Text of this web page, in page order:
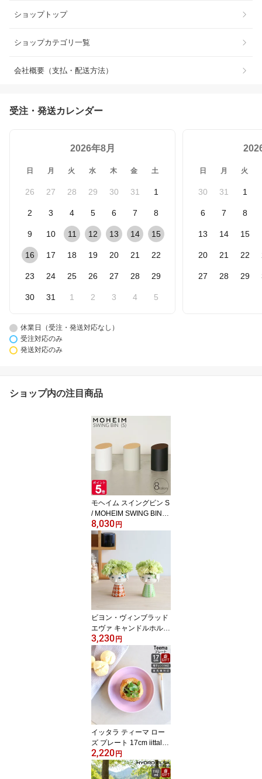
ショップトップ
ショップカテゴリ一覧
会社概要（支払・配送方法）
受注・発送カレンダー
2026年8月
日 月 火 水 木 金 土
26 27 28 29 30 31 1
2 3 4 5 6 7 8
9 10 11 12 13 14 15
16 17 18 19 20 21 22
23 24 25 26 27 28 29
30 31 1 2 3 4 5
日 月 火
30 31 1
6 7 8
13 14 15
20 21 22
27 28 29
休業日（受注・発送対応なし）
受注対応のみ
発送対応のみ
ショップ内の注目商品
モヘイム スイングビン S
/ MOHEIM SWING BIN
【ゴミ箱 ダストボックス
スイング式 おしゃれ 蓋
つき ふた付き 丸型】
【インテリア】
8,030円
ビヨン・ヴィンブラッド
エヴァ キャンドルホルダ
ー 9.5cm BJORN WIINBL
AD Eva 【ギフト インテ
リア 結婚祝い プレゼン
ト お中元 贈り物】【イ
ンテリア】
3,230円
イッタラ ティーマ ロー
ズ プレート 17cm iittala
Teema 【耐熱 電子レン
ジ対応 お皿 ギフト 結婚
祝い プレゼント 贈り
2,220円